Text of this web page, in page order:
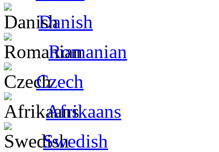
Danish
Romanian
Czech
Afrikaans
Swedish